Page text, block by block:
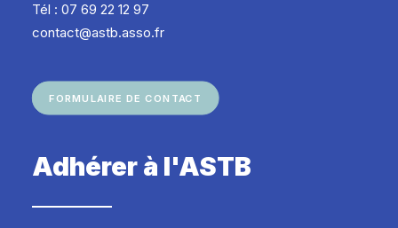
Tél : 07 69 22 12 97
contact@astb.asso.fr
FORMULAIRE DE CONTACT
Adhérer à l'ASTB